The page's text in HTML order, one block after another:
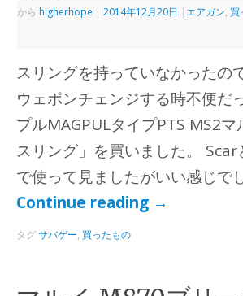
から higherhope | 2014年12月20日 |エアガン, 買
スリングを持っていなかったの
ウェポンチェンジする時不便だ
プルMAGPULタイプPTS MS2
スリング」を買いました。
で使って見ましたがいい感じで
Continue reading →
タグサバゲー, 買ったもの